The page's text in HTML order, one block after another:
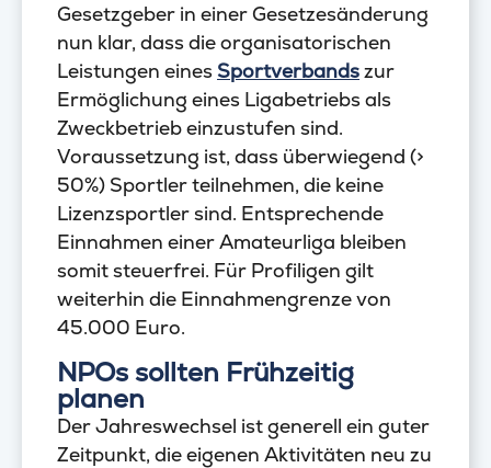
Gesetzgeber in einer Gesetzesänderung
nun klar, dass die organisatorischen
Leistungen einesSportverbandszur
Ermöglichung eines Ligabetriebs als
Zweckbetrieb einzustufen sind.
Voraussetzung ist, dass überwiegend (>
50%) Sportler teilnehmen, die keine
Lizenzsportler sind. Entsprechende
Einnahmen einer Amateurliga bleiben
somit steuerfrei. Für Profiligen gilt
weiterhin die Einnahmengrenze von
45.000 Euro.
NPOs sollten Frühzeitig
planen
Der Jahreswechsel ist generell ein guter
Zeitpunkt, die eigenen Aktivitäten neu zu